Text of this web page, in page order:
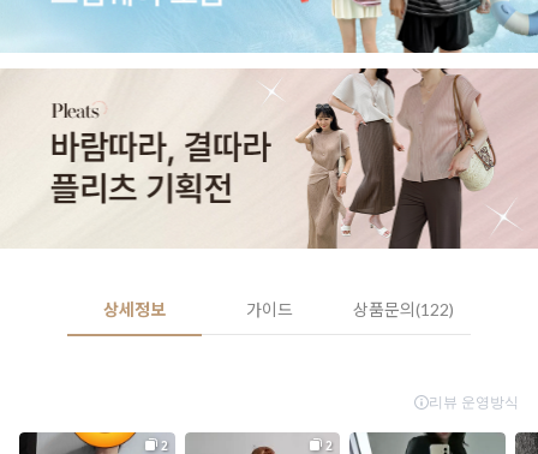
상세정보 가이드 상품문의(122)